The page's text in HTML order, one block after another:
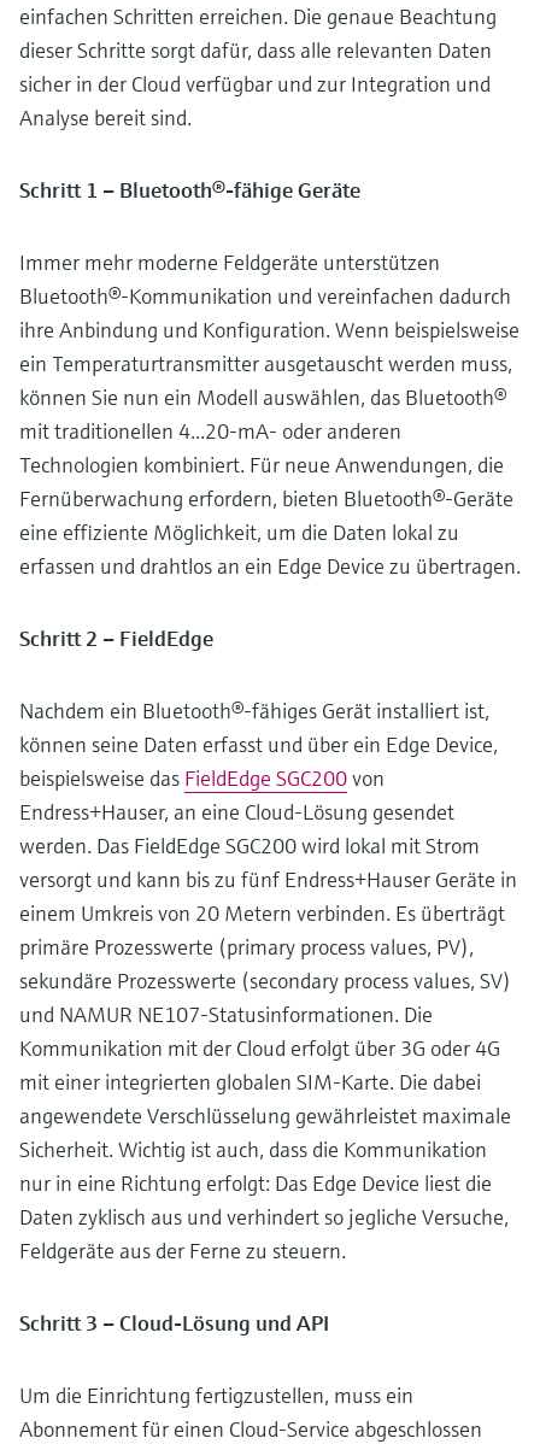
einfachen Schritten erreichen. Die genaue Beachtung
dieser Schritte sorgt dafür, dass alle relevanten Daten
sicher in der Cloud verfügbar und zur Integration und
Analyse bereit sind.
Schritt 1 – Bluetooth®-fähige Geräte
Immer mehr moderne Feldgeräte unterstützen
Bluetooth®-Kommunikation und vereinfachen dadurch
ihre Anbindung und Konfiguration. Wenn beispielsweise
ein Temperaturtransmitter ausgetauscht werden muss,
können Sie nun ein Modell auswählen, das Bluetooth®
mit traditionellen 4...20-mA- oder anderen
Technologien kombiniert. Für neue Anwendungen, die
Fernüberwachung erfordern, bieten Bluetooth®-Geräte
eine effiziente Möglichkeit, um die Daten lokal zu
erfassen und drahtlos an ein Edge Device zu übertragen.
Schritt 2 – FieldEdge
Nachdem ein Bluetooth®-fähiges Gerät installiert ist,
können seine Daten erfasst und über ein Edge Device,
beispielsweise das FieldEdge SGC200von
Endress+Hauser, an eine Cloud-Lösung gesendet
werden. Das FieldEdge SGC200 wird lokal mit Strom
versorgt und kann bis zu fünf Endress+Hauser Geräte in
einem Umkreis von 20 Metern verbinden. Es überträgt
primäre Prozesswerte (primary process values, PV),
sekundäre Prozesswerte (secondary process values, SV)
und NAMUR NE107-Statusinformationen. Die
Kommunikation mit der Cloud erfolgt über 3G oder 4G
mit einer integrierten globalen SIM-Karte. Die dabei
angewendete Verschlüsselung gewährleistet maximale
Sicherheit. Wichtig ist auch, dass die Kommunikation
nur in eine Richtung erfolgt: Das Edge Device liest die
Daten zyklisch aus und verhindert so jegliche Versuche,
Feldgeräte aus der Ferne zu steuern.
Schritt 3 – Cloud-Lösung und API
Um die Einrichtung fertigzustellen, muss ein
Abonnement für einen Cloud-Service abgeschlossen